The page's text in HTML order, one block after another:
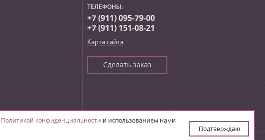
Политикой конфиденциальности и использованием нами
Подтверждаю
ТЕЛЕФОНЫ:
+7 (911) 095-79-00
+7 (911) 151-08-21
Карта сайта
Сделать заказ